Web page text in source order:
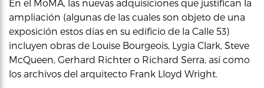
En el MoMA, las nuevas adquisiciones que justifican la
ampliación (algunas de las cuales son objeto de una
exposición estos días en su edificio de la Calle 53)
incluyen obras de Louise Bourgeois, Lygia Clark, Steve
McQueen, Gerhard Richter o Richard Serra, así como
los archivos del arquitecto Frank Lloyd Wright.